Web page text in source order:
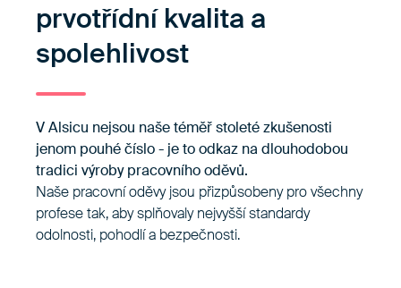
prvotřídní kvalita a
spolehlivost
V Alsicu nejsou naše téměř stoleté zkušenosti
jenom pouhé číslo - je to odkaz na dlouhodobou
tradici výroby pracovního oděvů.
Naše pracovní oděvy jsou přizpůsobeny pro všechny
profese tak, aby splňovaly nejvyšší standardy
odolnosti, pohodlí a bezpečnosti.